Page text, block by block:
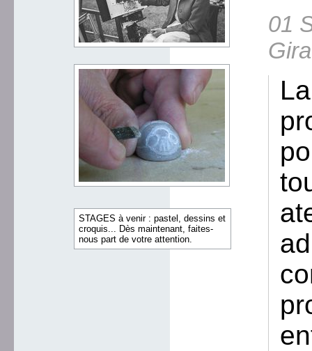
STAGES à venir : pastel, dessins et
croquis... Dès maintenant, faites-
nous part de votre attention.
01